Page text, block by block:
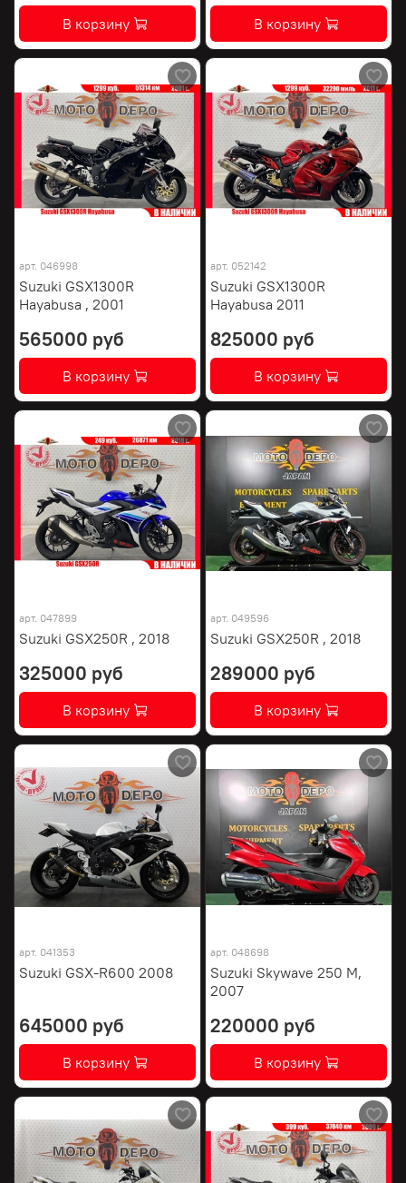
В корзину В корзину
арт. 046998
Suzuki GSX1300R
Hayabusa , 2001
565000 руб
В корзину
арт. 052142
Suzuki GSX1300R
Hayabusa 2011
825000 руб
В корзину
арт. 047899
Suzuki GSX250R , 2018
325000 руб
В корзину
арт. 049596
Suzuki GSX250R , 2018
289000 руб
В корзину
арт. 041353
Suzuki GSX-R600 2008
645000 руб
В корзину
арт. 048698
Suzuki Skywave 250 M,
2007
220000 руб
В корзину